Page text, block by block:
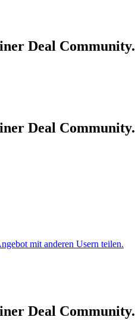
Deal Community.
Deal Community.
mit anderen Usern teilen.
Deal Community.